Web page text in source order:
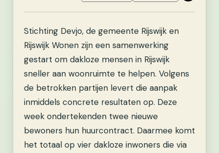
Stichting Devjo, de gemeente Rijswijk en
Rijswijk Wonen zijn een samenwerking
gestart om dakloze mensen in Rijswijk
sneller aan woonruimte te helpen. Volgens
de betrokken partijen levert die aanpak
inmiddels concrete resultaten op. Deze
week ondertekenden twee nieuwe
bewoners hun huurcontract. Daarmee komt
het totaal op vier dakloze inwoners die via